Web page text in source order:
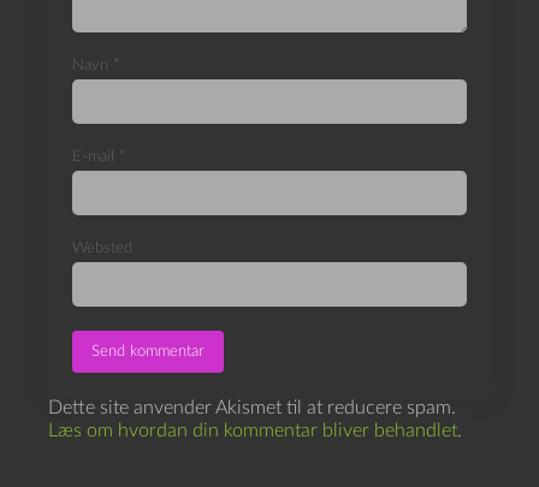
Navn *
E-mail *
Websted
Dette site anvender Akismet til at reducere spam.
Læs om hvordan din kommentar bliver behandlet.